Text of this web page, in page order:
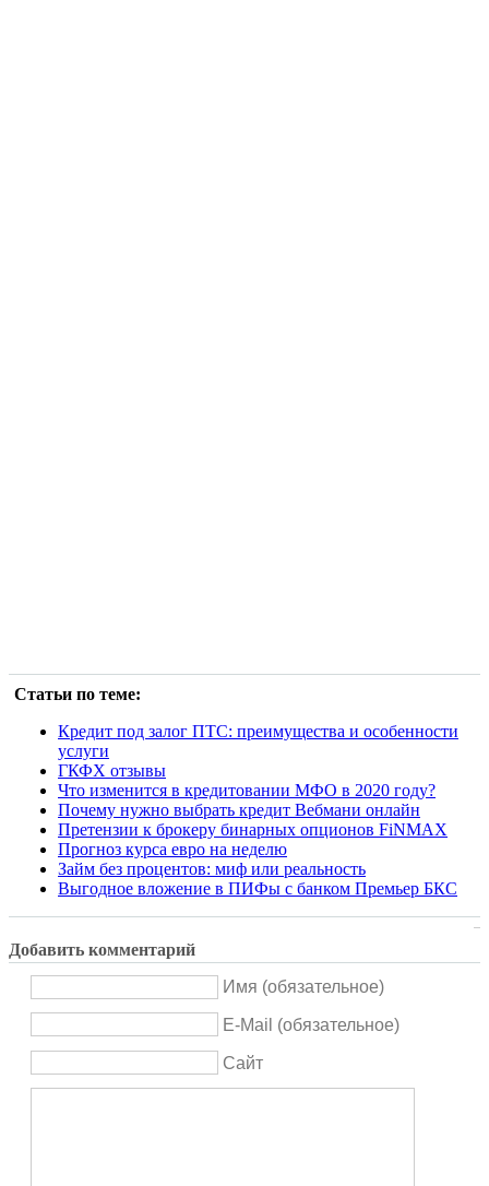
Статьи по теме:
Кредит под залог ПТС: преимущества и особенности
услуги
ГКФХ отзывы
Что изменится в кредитовании МФО в 2020 году?
Почему нужно выбрать кредит Вебмани онлайн
Претензии к брокеру бинарных опционов FiNMAX
Прогноз курса евро на неделю
Займ без процентов: миф или реальность
Выгодное вложение в ПИФы с банком Премьер БКС
Добавить комментарий
Имя (обязательное)
E-Mail (обязательное)
Сайт